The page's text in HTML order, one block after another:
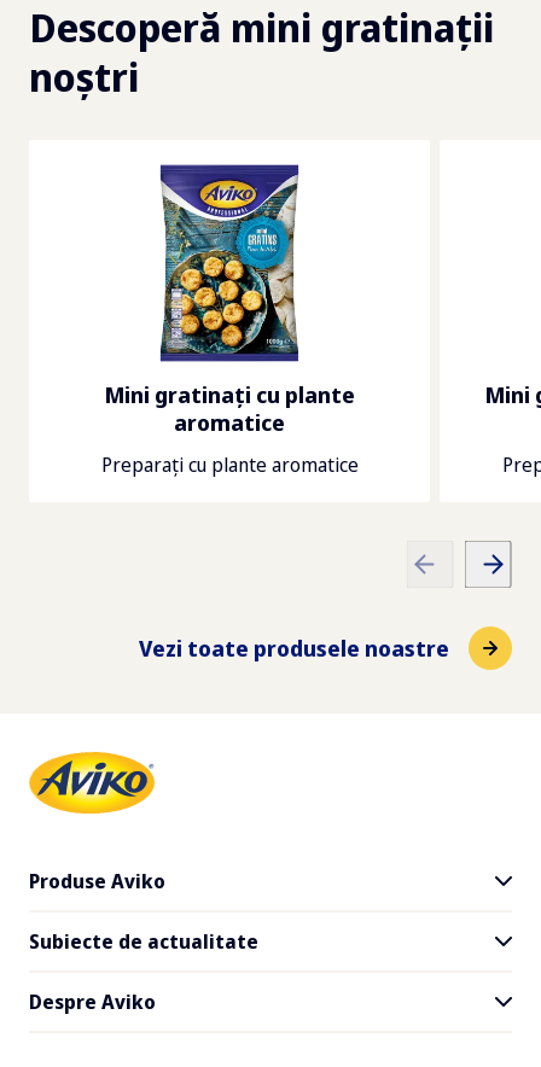
Descoperă mini gratinații
noștri
Mini gratinați cu plante
aromatice
Preparați cu plante aromatice
Mini
Vezi toate produsele noastre
Produse Aviko
Toate produsele
Cartofi SuperCrunch
Subiecte de actualitate
Livrare și la pachet
Despre Aviko